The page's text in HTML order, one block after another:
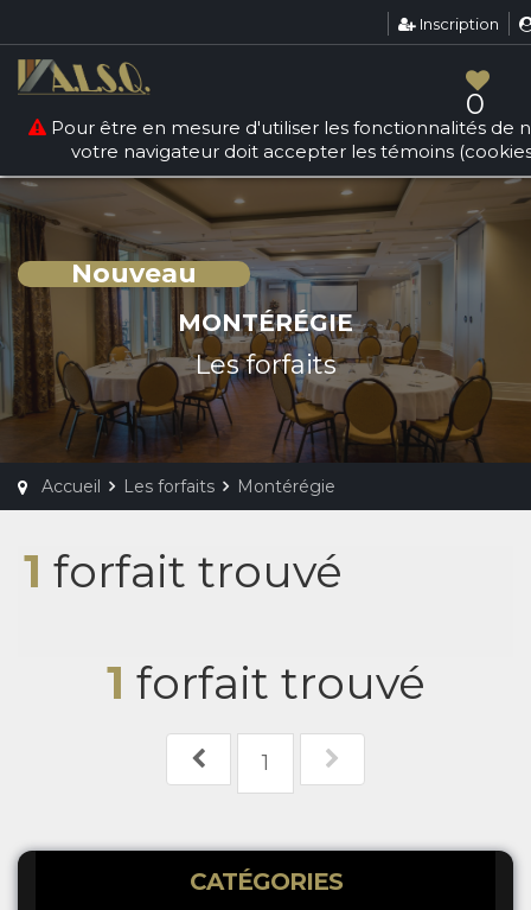
: count(): Parameter must be an array or an object
that implements Countable in
/srv/users/sallesquebec/apps/sallesdereception/
Inscription
0
Pour être en mesure d'utiliser les fonctionnalités de
votre navigateur doit accepter les témoins
MONTÉRÉGIE
Les forfaits
Nouveau
Accueil Les forfaits Montérégie
1 forfait trouvé
1 forfait trouvé
1
CATÉGORIES